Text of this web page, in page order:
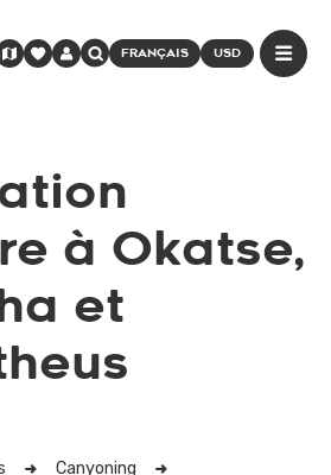
FRANÇAIS USD
à Okatse,
et
Canyoning